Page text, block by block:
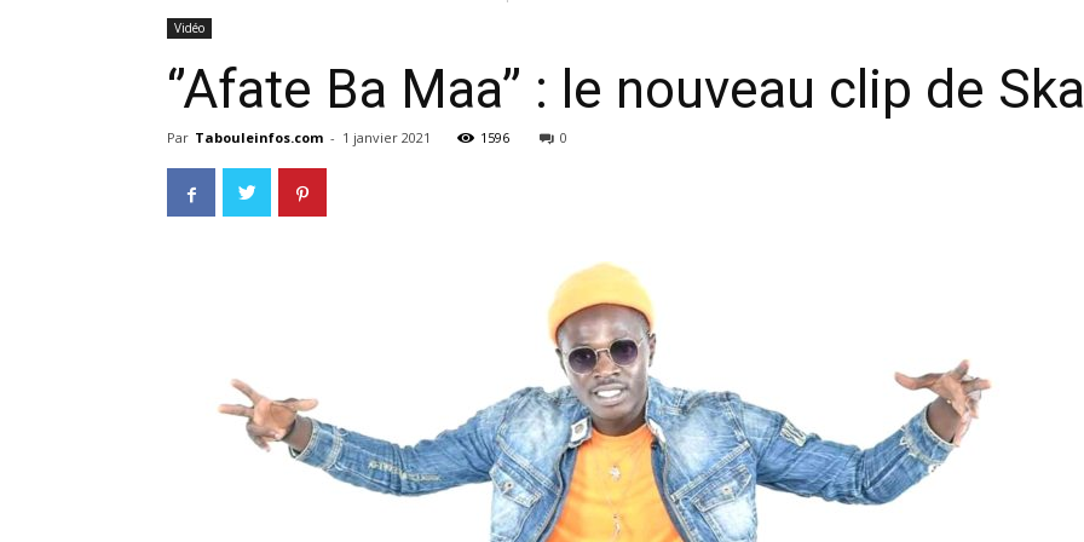
Vidéo
‘’Afate Ba Maa’’ : le nouveau clip de
Par Tabouleinfos.com - 1 janvier 2021 1596 0